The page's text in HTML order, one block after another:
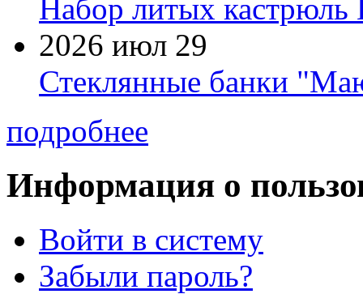
Набор литых кастрюль
2026 июл 29
Стеклянные банки
подробнее
Информация о
Войти в систему
Забыли пароль?